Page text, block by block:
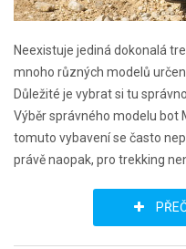
Neexistuje jediná dokonalá
mnoho různých modelů
Důležité je vybrat si tu
Výběr správného modelu bot
tomuto vybavení se často
právě naopak, pro trekking